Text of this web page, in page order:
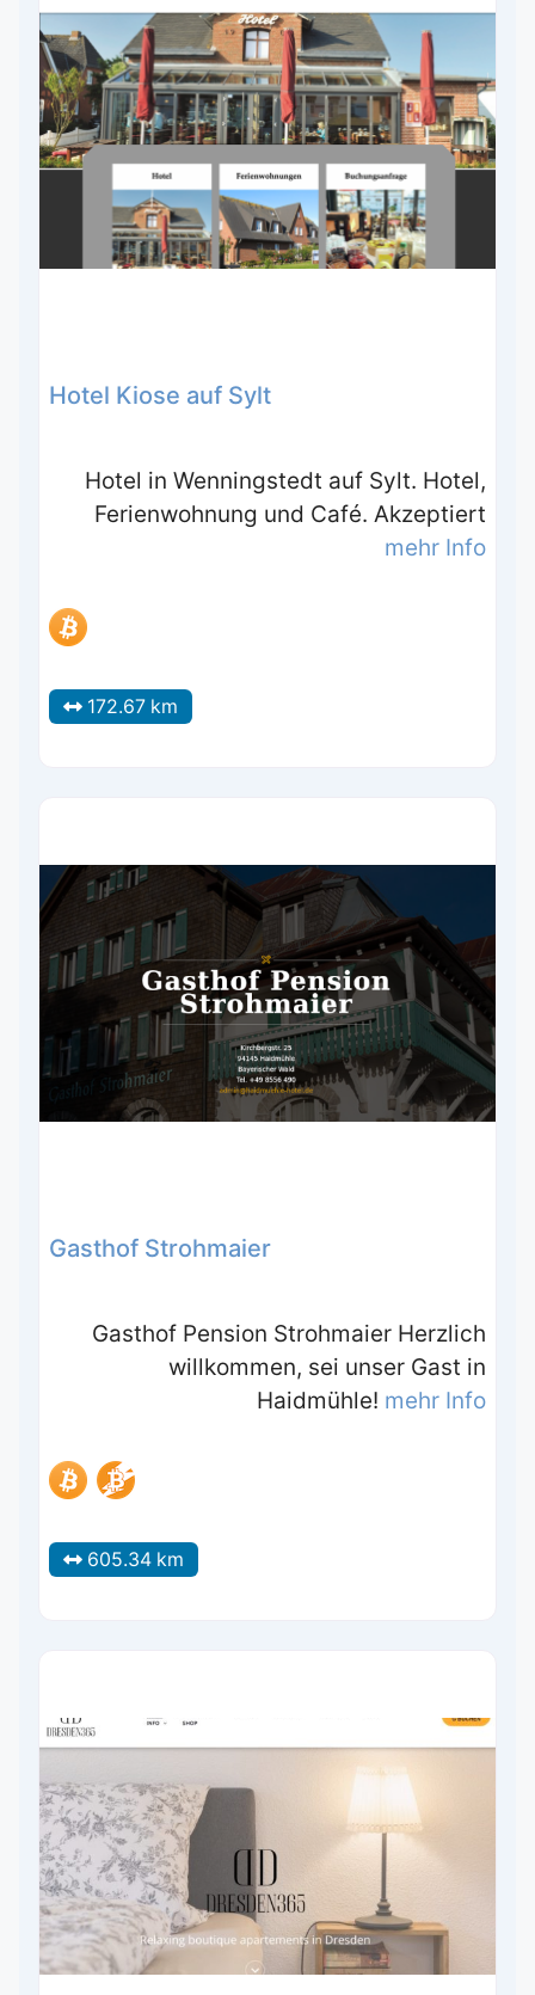
Hotel Kiose auf Sylt
Hotel in Wenningstedt auf Sylt. Hotel,
Ferienwohnung und Café. Akzeptiert
mehr Info
172.67 km
Gasthof Strohmaier
Gasthof Pension Strohmaier Herzlich
willkommen, sei unser Gast in
Haidmühle! mehr Info
605.34 km